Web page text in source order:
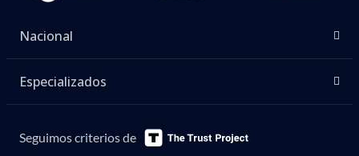
Nacional
Especializados
Seguimos criterios de